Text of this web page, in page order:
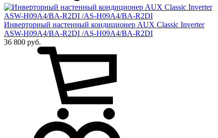
Инверторный настенный кондиционер AUX Сlassic Inverter
ASW-H09A4/BA-R2DI /AS-H09A4/BA-R2DI
36 800 руб.